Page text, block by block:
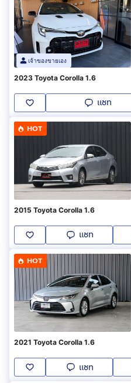
เจ้าของขายเอง
2023 Toyota Corolla 1.6
แชท
HOT
2015 Toyota Corolla 1.6
แชท
HOT
2021 Toyota Corolla 1.6
แชท